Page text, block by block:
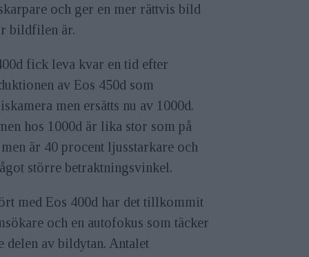
och ger en mer rättvis bild
bildfilen är.
fick leva kvar en tid efter
av Eos 450d som
men ersätts nu av 1000d.
hos 1000d är lika stor som på
är 40 procent ljusstarkare och
större betraktningsvinkel.
med Eos 400d har det tillkommit
och en autofokus som täcker
delen av bildytan. Antalet